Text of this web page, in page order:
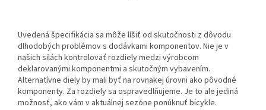
Uvedená špecifikácia sa môže líšiť od skutočnosti z dôvodu
dlhodobých problémov s dodávkami komponentov. Nie je v
našich silách kontrolovať rozdiely medzi výrobcom
deklarovanými komponentmi a skutočným vybavením.
Alternatívne diely by mali byť na rovnakej úrovni ako pôvodné
komponenty. Za rozdiely sa ospravedlňujeme. Je to ale jediná
možnosť, ako vám v aktuálnej sezóne ponúknuť bicykle.